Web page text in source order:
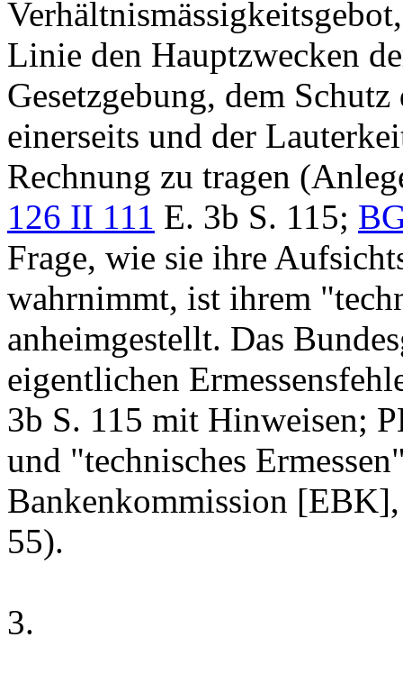
Linie den Hauptzwecken
Gesetzgebung, dem
einerseits und der
Rechnung zu tragen
126 II 111 E. 3b S. 115;
Frage, wie sie ihre
wahrnimmt, ist ihrem
anheimgestellt. Das
eigentlichen
3b S. 115 mit Hinweisen;
und "technisches
Bankenkommission
55).
3.